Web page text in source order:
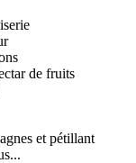
de fruits
et pétillant